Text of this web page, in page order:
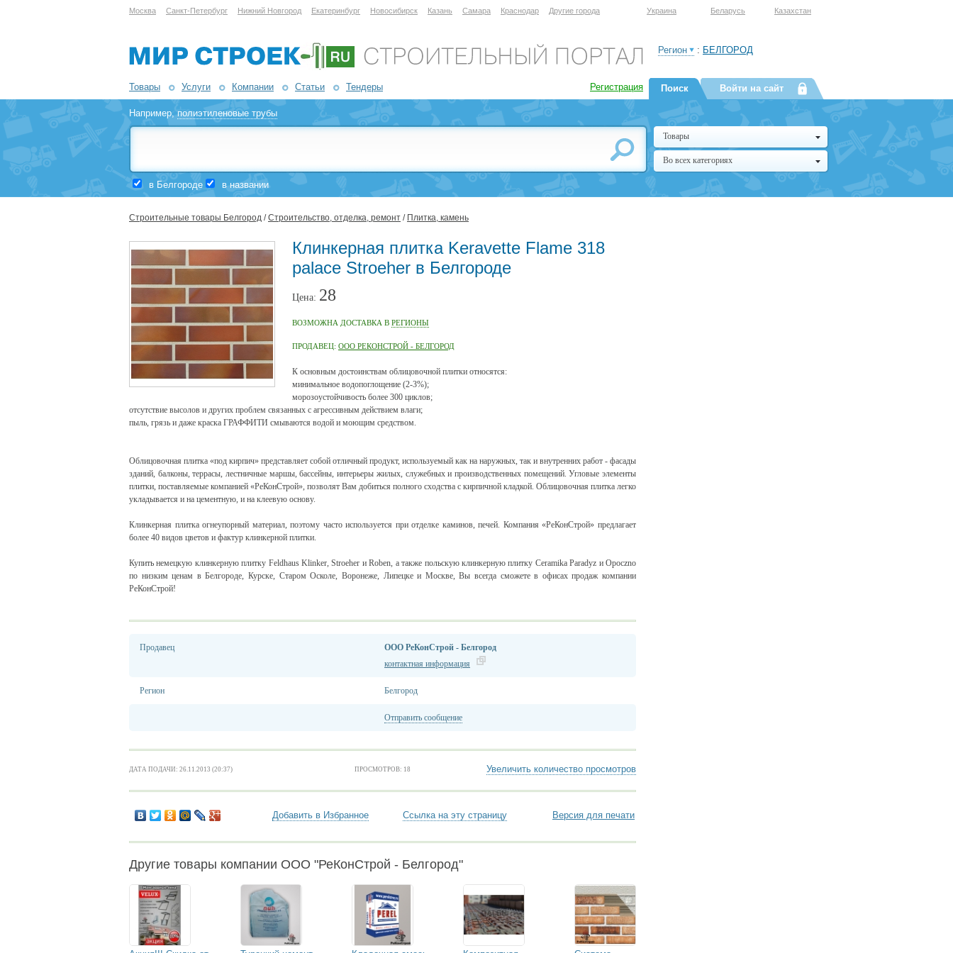
Москва Санкт-Петербург Нижний Новгород Екатеринбург Новосибирск Казань Самара Краснодар Другие города Украина Беларусь Казахстан
Товары Услуги Компании Статьи Тендеры Регистрация
Регион : БЕЛГОРОД
Например,полиэтиленовые трубы
в Белгороде в названии
Поиск Войти на сайт
Товары
Во всех категориях
Строительные товары Белгород /Строительство, отделка, ремонт / Плитка, камень
Клинкерная плитка Keravette Flame 318
palace Stroeher в Белгороде
Цена: 28
ВОЗМОЖНА ДОСТАВКА В РЕГИОНЫ
ПРОДАВЕЦ: ООО РЕКОНСТРОЙ - БЕЛГОРОД
К основным достоинствам облицовочной плитки относятся:
минимальное водопоглощение (2-3%);
морозоустойчивость более 300 циклов;
отсутствие высолов и других проблем связанных с агрессивным действием влаги;
пыль, грязь и даже краска ГРАФФИТИ смываются водой и моющим средством.
Облицовочная плитка «под кирпич» представляет собой отличный продукт, используемый как на наружных, так и внутренних работ - фасады
зданий, балконы, террасы, лестничные маршы, бассейны, интерьеры жилых, служебных и производственных помещений. Угловые элементы
плитки, поставляемые компанией «РеКонСтрой», позволят Вам добиться полного сходства с кирпичной кладкой. Облицовочная плитка легко
укладывается и на цементную, и на клеевую основу.
Клинкерная плитка огнеупорный материал, поэтому часто используется при отделке каминов, печей. Компания «РеКонСтрой» предлагает
более 40 видов цветов и фактур клинкерной плитки.
Купить немецкую клинкерную плитку Feldhaus Klinker, Stroeher и Roben, а также польскую клинкерную плитку Ceramika Paradyz и Opoczno
по низким ценам в Белгороде, Курске, Старом Осколе, Воронеже, Липецке и Москве, Вы всегда сможете в офисах продаж компании
РеКонСтрой!
Продавец
ООО РеКонСтрой - Белгород
контактная информация
Регион Белгород
Отправить сообщение
ДАТА ПОДАЧИ: 26.11.2013 (20:37) ПРОСМОТРОВ: 18 Увеличить количество просмотров
Добавить в Избранное Ссылка на эту страницу Версия для печати
Другие товары компании ООО "РеКонСтрой - Белгород"